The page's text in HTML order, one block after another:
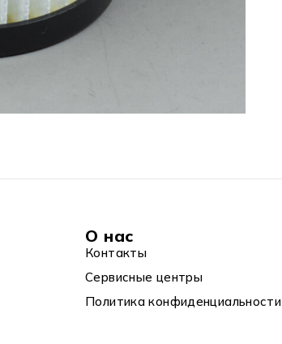
О нас
Контакты
Сервисные центры
Политика конфиденциальности